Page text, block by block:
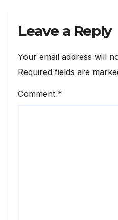
Leave a Reply
Your email address will
Required fields are
Comment *